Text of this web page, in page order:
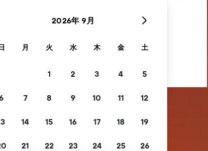
します
2026年 9月
月 火 水 木 金 土
1 2 3 4 5
7 8 9 10 11 12
14 15 16 17 18 19
21 22 23 24 25 26